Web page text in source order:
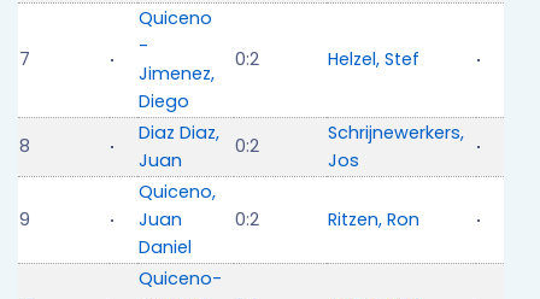
7
Quiceno
-
Jimenez,
Diego
0:2 Helzel, Stef
8
Diaz Diaz,
Juan
0:2
Schrijnewerkers,
Jos
9
Quiceno,
Juan
Daniel
0:2 Ritzen, Ron
Quiceno-